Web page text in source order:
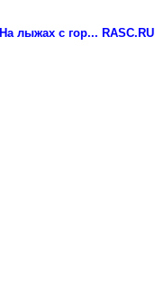
На лыжах с гор... RASC.RU